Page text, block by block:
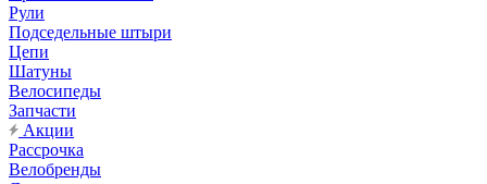
Рули
Подседельные штыри
Цепи
Шатуны
Велосипеды
Запчасти
Акции
Рассрочка
Велобренды